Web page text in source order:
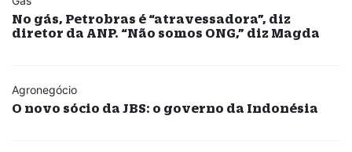
No gás, Petrobras é “atravessadora”, diz
diretor da ANP. “Não somos ONG,” diz Magda
Agronegócio
O novo sócio da JBS: o governo da Indonésia